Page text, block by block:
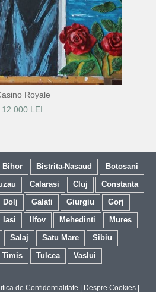
Royale
12 000 LEI
Bihor Bistrita-Nasaud
Botosani
Calarasi Cluj
Constanta
Dolj Galati Giurgiu
Gorj
Iasi Ilfov Mehedinti
Mures
Salaj Satu Mare
Sibiu
Timis Tulcea Vaslui
de Confidentialitate | Despre Cookies|